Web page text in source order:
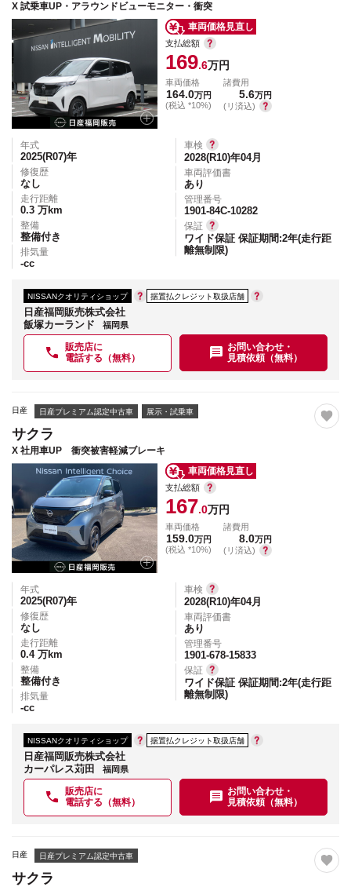
X 試乗車UP・アラウンドビューモニター・衝突
車両価格見直し
支払総額
169.6万円
車両価格
164.0万円
(税込 *10%)
諸費用
5.6万円
(リ済込)
年式
2025(R07)年
修復歴
なし
走行距離
0.3 万km
整備
整備付き
排気量
-cc
車検
2028(R10)年04月
車両評価書
あり
管理番号
1901-84C-10282
保証
ワイド保証 保証期間:2年(走行距
離無制限)
NISSANクオリティショップ 据置払クレジット取扱店舗
日産福岡販売株式会社
飯塚カーランド
福岡県
販売店に
電話する（無料）
お問い合わせ・
見積依頼（無料）
日産 日産プレミアム認定中古車 展示・試乗車
サクラ
X 社用車UP 衝突被害軽減ブレーキ
車両価格見直し
支払総額
167.0万円
車両価格
159.0万円
(税込 *10%)
諸費用
8.0万円
(リ済込)
年式
2025(R07)年
修復歴
なし
走行距離
0.4 万km
整備
整備付き
排気量
-cc
車検
2028(R10)年04月
車両評価書
あり
管理番号
1901-678-15833
保証
ワイド保証 保証期間:2年(走行距
離無制限)
NISSANクオリティショップ 据置払クレジット取扱店舗
日産福岡販売株式会社
カーパレス苅田
福岡県
販売店に
電話する（無料）
お問い合わせ・
見積依頼（無料）
日産 日産プレミアム認定中古車
サクラ